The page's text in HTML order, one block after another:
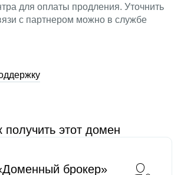
для оплаты продления. Уточнить
с партнером можно в службе
получить этот домен
брокер»